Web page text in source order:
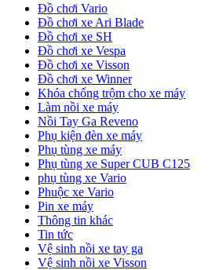
Đồ chơi Vario
Đồ chơi xe Ari Blade
Đồ chơi xe SH
Đồ chơi xe Vespa
Đồ chơi xe Visson
Đồ chơi xe Winner
Khóa chống trộm cho xe máy
Làm nồi xe máy
Nồi Tay Ga Reveno
Phụ kiện đèn xe máy
Phụ tùng xe máy
Phụ tùng xe Super CUB C125
phụ tùng xe Vario
Phuộc xe Vario
Pin xe máy
Thông tin khác
Tin tức
Vệ sinh nồi xe tay ga
Vệ sinh nồi xe Visson